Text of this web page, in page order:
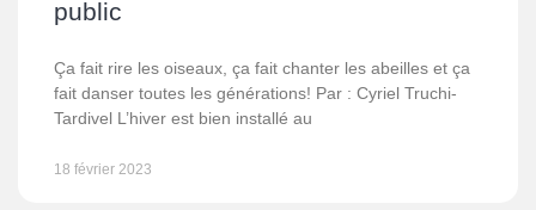
public
Ça fait rire les oiseaux, ça fait chanter les abeilles et ça
fait danser toutes les générations! Par : Cyriel Truchi-
Tardivel L’hiver est bien installé au
18 février 2023